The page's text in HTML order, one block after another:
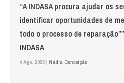
“A INDASA procura ajudar os
identificar oportunidades de
todo o processo de
INDASA
4 Ago. 2026 | Nádia Conceição